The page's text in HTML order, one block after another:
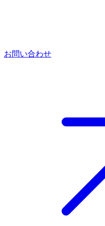
お問い合わせ